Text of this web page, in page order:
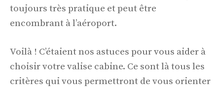
toujours très pratique et peut être
encombrant à l’aéroport.
Voilà ! C’étaient nos astuces pour vous aider à
choisir votre valise cabine. Ce sont là tous les
critères qui vous permettront de vous orienter